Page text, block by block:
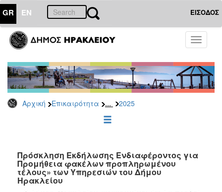
GR EN ΕΙΣΟΔΟΣ
Toggle
Αρχική Επικαιρότητα ... 2025
ΕΠΙΚΑΙΡΟΤΗΤΑ
-
Δημοπρασίες
Αρχείο
2026
2022
2021
Πρόσκληση Εκδήλωσης Ενδιαφέροντος για
Προμήθεια φακέλων προπληρωμένου
τέλους» των Υπηρεσιών του Δήμου
Ηρακλείου